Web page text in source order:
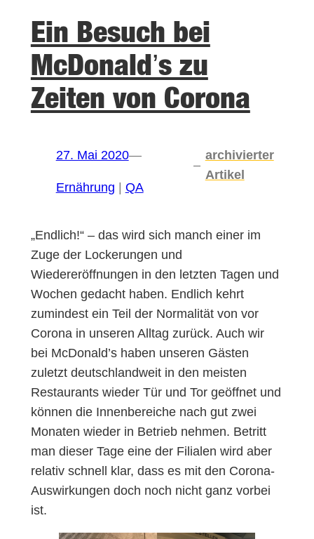
Ein Besuch bei
McDonald’s zu
Zeiten von Corona
27. Mai 2020—
Ernährung | QA
–
archivierter
Artikel
„Endlich!“ – das wird sich manch einer im
Zuge der Lockerungen und
Wiedereröffnungen in den letzten Tagen und
Wochen gedacht haben. Endlich kehrt
zumindest ein Teil der Normalität von vor
Corona in unseren Alltag zurück. Auch wir
bei McDonald’s haben unseren Gästen
zuletzt deutschlandweit in den meisten
Restaurants wieder Tür und Tor geöffnet und
können die Innenbereiche nach gut zwei
Monaten wieder in Betrieb nehmen. Betritt
man dieser Tage eine der Filialen wird aber
relativ schnell klar, dass es mit den Corona-
Auswirkungen doch noch nicht ganz vorbei
ist.